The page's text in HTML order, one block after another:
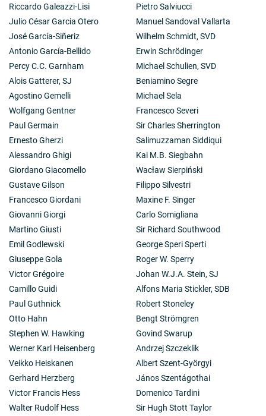
Riccardo Galeazzi-Lisi
Julio César Garcia Otero
José García-Siñeriz
Antonio García-Bellido
Percy C.C. Garnham
Alois Gatterer, SJ
Agostino Gemelli
Wolfgang Gentner
Paul Germain
Ernesto Gherzi
Alessandro Ghigi
Giordano Giacomello
Gustave Gilson
Francesco Giordani
Giovanni Giorgi
Martino Giusti
Emil Godlewski
Giuseppe Gola
Victor Grégoire
Camillo Guidi
Paul Guthnick
Otto Hahn
Stephen W. Hawking
Werner Karl Heisenberg
Veikko Heiskanen
Gerhard Herzberg
Victor Francis Hess
Walter Rudolf Hess
Pietro Salviucci
Manuel Sandoval Vallarta
Wilhelm Schmidt, SVD
Erwin Schrödinger
Michael Schulien, SVD
Beniamino Segre
Michael Sela
Francesco Severi
Sir Charles Sherrington
Salimuzzaman Siddiqui
Kai M.B. Siegbahn
Wacław Sierpiński
Filippo Silvestri
Maxine F. Singer
Carlo Somigliana
Sir Richard Southwood
George Speri Sperti
Roger W. Sperry
Johan W.J.A. Stein, SJ
Alfons Maria Stickler, SDB
Robert Stoneley
Bengt Strömgren
Govind Swarup
Andrzej Szczeklik
Albert Szent-Györgyi
János Szentágothai
Domenico Tardini
Sir Hugh Stott Taylor